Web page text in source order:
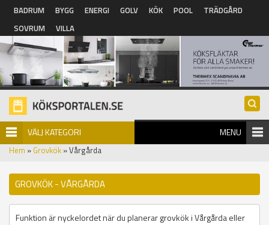
Hoppa till huvudinnehåll
BADRUM BYGG ENERGI GOLV KÖK POOL
TRÄDGÅRD
SOVRUM
VILLA
VÄLJ KATEGORI MENU
Hem » Grovkök » Vårgårda
GROVKÖK - VÅRGÅRDA
Funktion är nyckelordet när du planerar grovkök i Vårgårda eller